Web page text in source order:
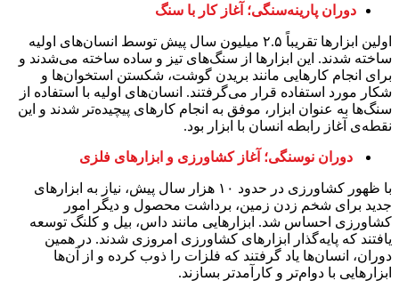
دوران پارینه‌سنگی؛ آغاز کار با سنگ
اولین ابزارها تقریباً ۲.۵ میلیون سال پیش توسط انسان‌های اولیه
ساخته شدند. این ابزارها از سنگ‌های تیز و ساده ساخته می‌شدند و
برای انجام کارهایی مانند بریدن گوشت، شکستن استخوان‌ها و
شکار مورد استفاده قرار می‌گرفتند. انسان‌های اولیه با استفاده از
سنگ‌ها به عنوان ابزار، موفق به انجام کارهای پیچیده‌تر شدند و این
نقطه‌ی آغاز رابطه انسان با ابزار بود.
دوران نوسنگی؛ آغاز کشاورزی و ابزارهای فلزی
با ظهور کشاورزی در حدود ۱۰ هزار سال پیش، نیاز به ابزارهای
جدید برای شخم زدن زمین، برداشت محصول و دیگر امور
کشاورزی احساس شد. ابزارهایی مانند داس، بیل و کلنگ توسعه
یافتند که پایه‌گذار ابزارهای کشاورزی امروزی شدند. در همین
دوران، انسان‌ها یاد گرفتند که فلزات را ذوب کرده و از آن‌ها
ابزارهایی با دوام‌تر و کارآمدتر بسازند.